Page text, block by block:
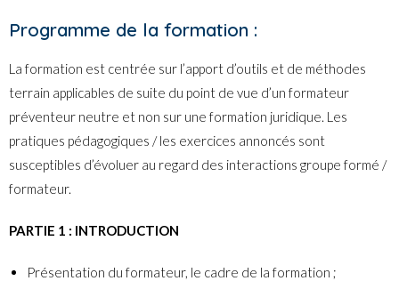
Programme de la formation :
La formation est centrée sur l’apport d’outils et de méthodes
terrain applicables de suite du point de vue d’un formateur
préventeur neutre et non sur une formation juridique. Les
pratiques pédagogiques / les exercices annoncés sont
susceptibles d’évoluer au regard des interactions groupe formé /
formateur.
PARTIE 1 : INTRODUCTION
Présentation du formateur, le cadre de la formation ;